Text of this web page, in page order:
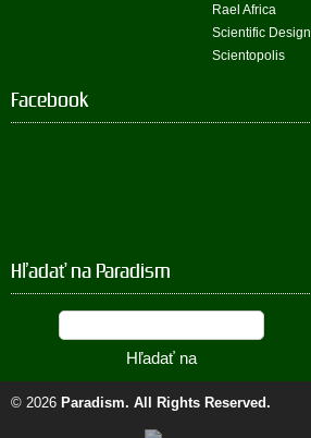
Rael Africa
Scientific Design
Scientopolis
Facebook
Hľadať na Paradism
© 2026 Paradism. All Rights Reserved.